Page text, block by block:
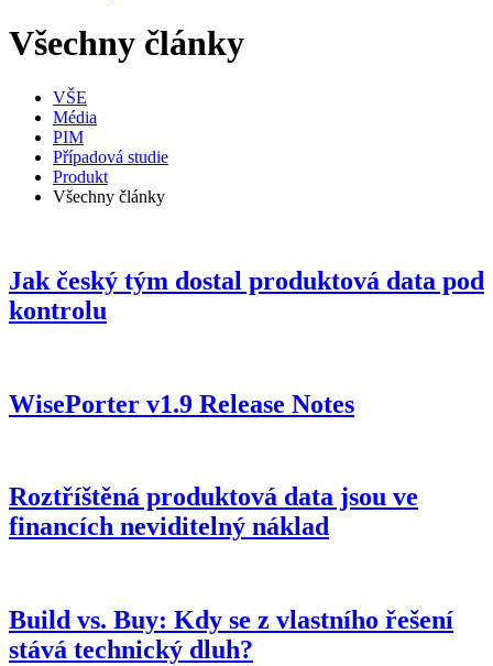
Všechny články
VŠE
Média
PIM
Případová studie
Produkt
Všechny články
Jak český tým dostal produktová data pod
kontrolu
WisePorter v1.9 Release Notes
Roztříštěná produktová data jsou ve
financích neviditelný náklad
Build vs. Buy: Kdy se z vlastního řešení
stává technický dluh?